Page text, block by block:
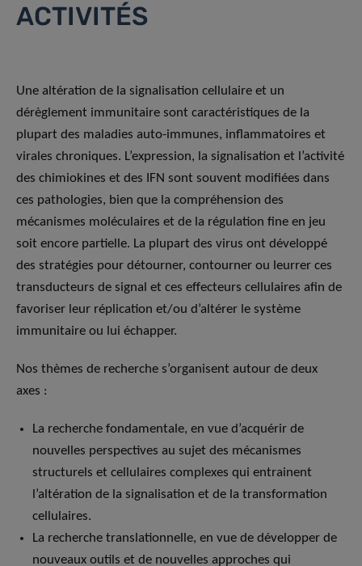
ACTIVITÉS
Une altération de la signalisation cellulaire et un
dérèglement immunitaire sont caractéristiques de la
plupart des maladies auto-immunes, inflammatoires et
virales chroniques. L’expression, la signalisation et l’activité
des chimiokines et des IFN sont souvent modifiées dans
ces pathologies, bien que la compréhension des
mécanismes moléculaires et de la régulation fine en jeu
soit encore partielle. La plupart des virus ont développé
des stratégies pour détourner, contourner ou leurrer ces
transducteurs de signal et ces effecteurs cellulaires afin de
favoriser leur réplication et/ou d’altérer le système
immunitaire ou lui échapper.
Nos thèmes de recherche s’organisent autour de deux
axes :
La recherche fondamentale, en vue d’acquérir de
nouvelles perspectives au sujet des mécanismes
structurels et cellulaires complexes qui entrainent
l’altération de la signalisation et de la transformation
cellulaires.
La recherche translationnelle, en vue de développer de
nouveaux outils et de nouvelles approches qui